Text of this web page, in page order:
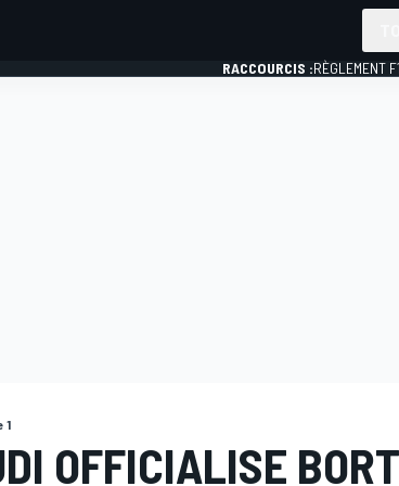
RACCOURCIS :RÈGLEMENT
1
OFFICIALISE